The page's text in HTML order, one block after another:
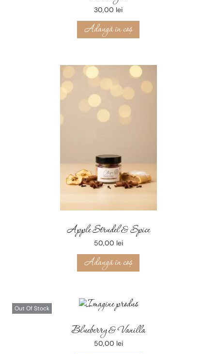
30,00 lei
Adaugă în coș
Apple Strudel & Spice
50,00 lei
Adaugă în coș
Out Of Stock
Blueberry & Vanilla
50,00 lei